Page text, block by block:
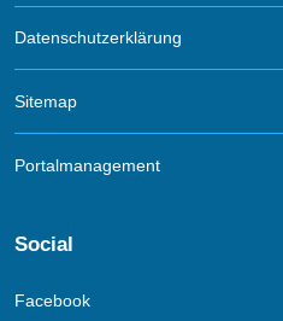
Datenschutzerklärung
Sitemap
Portalmanagement
Social
Facebook